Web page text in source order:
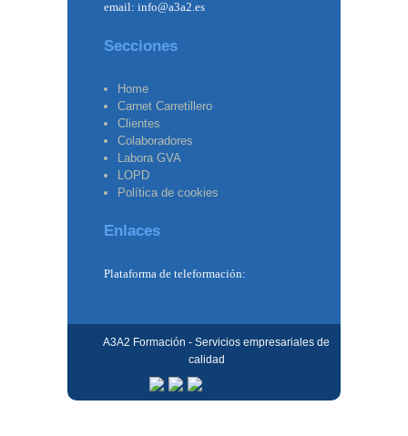
email: info@a3a2.es
Secciones
Home
Carnet Carretillero
Clientes
Colaboradores
Labora GVA
LOPD
Política de cookies
Enlaces
Plataforma de teleformación:
A3A2 Formación - Servicios empresariales de
calidad